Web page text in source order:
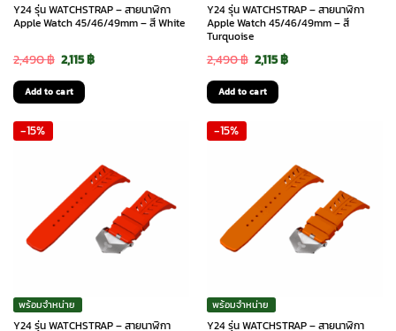
Y24 รุ่น WATCHSTRAP – สายนาฬิกา
Apple Watch 45/46/49mm – สี White
2,490฿ Original
price
was:
2,115฿Current
Add to cart
Y24 รุ่น WATCHSTRAP – สายนาฬิกา
Apple Watch 45/46/49mm – สี
Turquoise
2,490฿ Original
price
was:
2,115฿Current
Add to cart
-15%
พร้อมจำหน่าย
Y24 รุ่น WATCHSTRAP – สายนาฬิกา
-15%
พร้อมจำหน่าย
Y24 รุ่น WATCHSTRAP – สายนาฬิกา